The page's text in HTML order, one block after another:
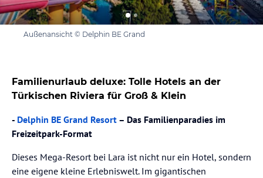
Außenansicht © Delphin BE Grand
Familienurlaub deluxe: Tolle Hotels an der
Türkischen Riviera für Groß & Klein
- Delphin BE Grand Resort – Das Familienparadies im
Freizeitpark-Format
Dieses Mega-Resort bei Lara ist nicht nur ein Hotel, sondern
eine eigene kleine Erlebniswelt. Im gigantischen